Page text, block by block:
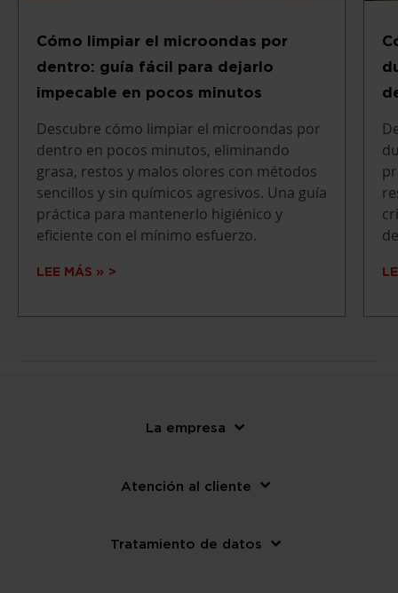
Cómo limpiar el microondas por
dentro: guía fácil para dejarlo
impecable en pocos minutos
Descubre cómo limpiar el microondas por
dentro en pocos minutos, eliminando
grasa, restos y malos olores con métodos
sencillos y sin químicos agresivos. Una guía
práctica para mantenerlo higiénico y
eficiente con el mínimo esfuerzo.
LEE MÁS »
La empresa
Atención al cliente
Tratamiento de datos